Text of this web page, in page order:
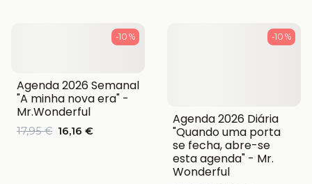
-10 %
Agenda 2026 Semanal
"A minha nova era" -
Mr.Wonderful
17,95 € 16,16 €
-10 %
Agenda 2026 Diária
"Quando uma porta
se fecha, abre-se
esta agenda" - Mr.
Wonderful